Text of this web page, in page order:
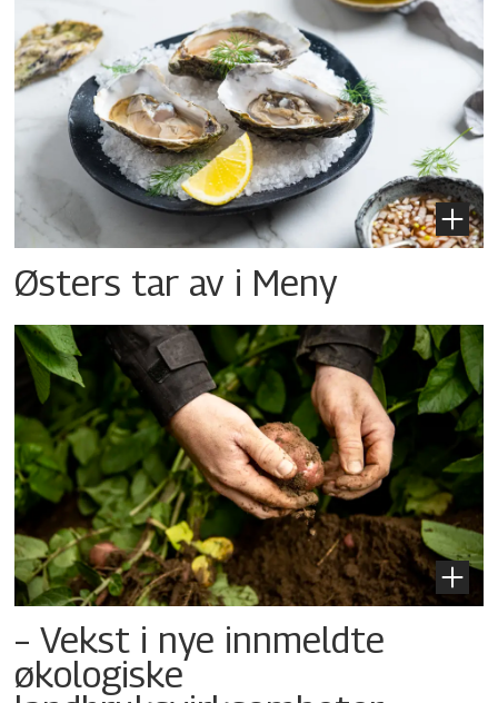
Østers tar av i Meny
– Vekst i nye innmeldte
økologiske